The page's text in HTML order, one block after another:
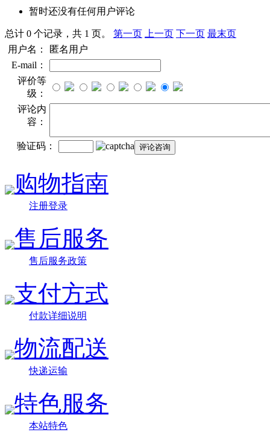
暂时还没有任何用户评论
总计 0 个记录，共 1 页。 第一页 上一页 下一页 最末页
用户名：
匿名用户
E-mail：
评价等
级：
评论内
容：
验证码：
购物指南
注册登录
售后服务
售后服务政策
支付方式
付款详细说明
物流配送
快递运输
特色服务
本站特色